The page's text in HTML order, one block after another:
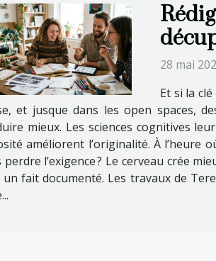
28 mai
Et si la
et jusque dans les open spaces,
mieux. Les sciences cognitives
améliorent l’originalité. À l’heure
perdre l’exigence ? Le cerveau crée
un fait documenté. Les travaux de